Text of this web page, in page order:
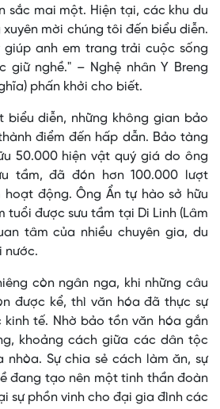
sắc mai một. Hiện tại, các khu du
xuyên mời chúng tôi đến biểu diễn.
giúp anh em trang trải cuộc sống
giữ nghề." – Nghệ nhân Y Breng
phấn khởi cho biết.
biểu diễn, những không gian bảo
điểm đến hấp dẫn. Bảo tàng
50.000 hiện vật quý giá do ông
tầm, đã đón hơn 100.000 lượt
hoạt động. Ông Ẩn tự hào sở hữu
tuổi được sưu tầm tại Di Linh (Lâm
tâm của nhiều chuyên gia, du
nước.
còn ngân nga, khi những câu
được kể, thì văn hóa đã thực sự
kinh tế. Nhờ bảo tồn văn hóa gắn
khoảng cách giữa các dân tộc
nhòa. Sự chia sẻ cách làm ăn, sự
đang tạo nên một tinh thần đoàn
sự phồn vinh cho đại gia đình các